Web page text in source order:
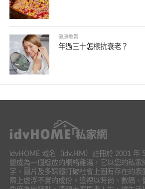
健康地帶
年過三十怎樣抗衰老？
idvHOME 域名（idv.HM）註冊於 2001 年
變成為一個綻放的網絡雞湯，它以您的私家
字、圖片及多媒體打破社會上固有存在的表
際上虛浮不實的成份。這裡以時尚、數碼、